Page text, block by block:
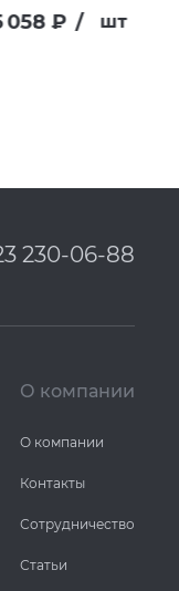
058 ₽ / шт
230-06-88
О компании
О компании
Контакты
Сотрудничество
Статьи